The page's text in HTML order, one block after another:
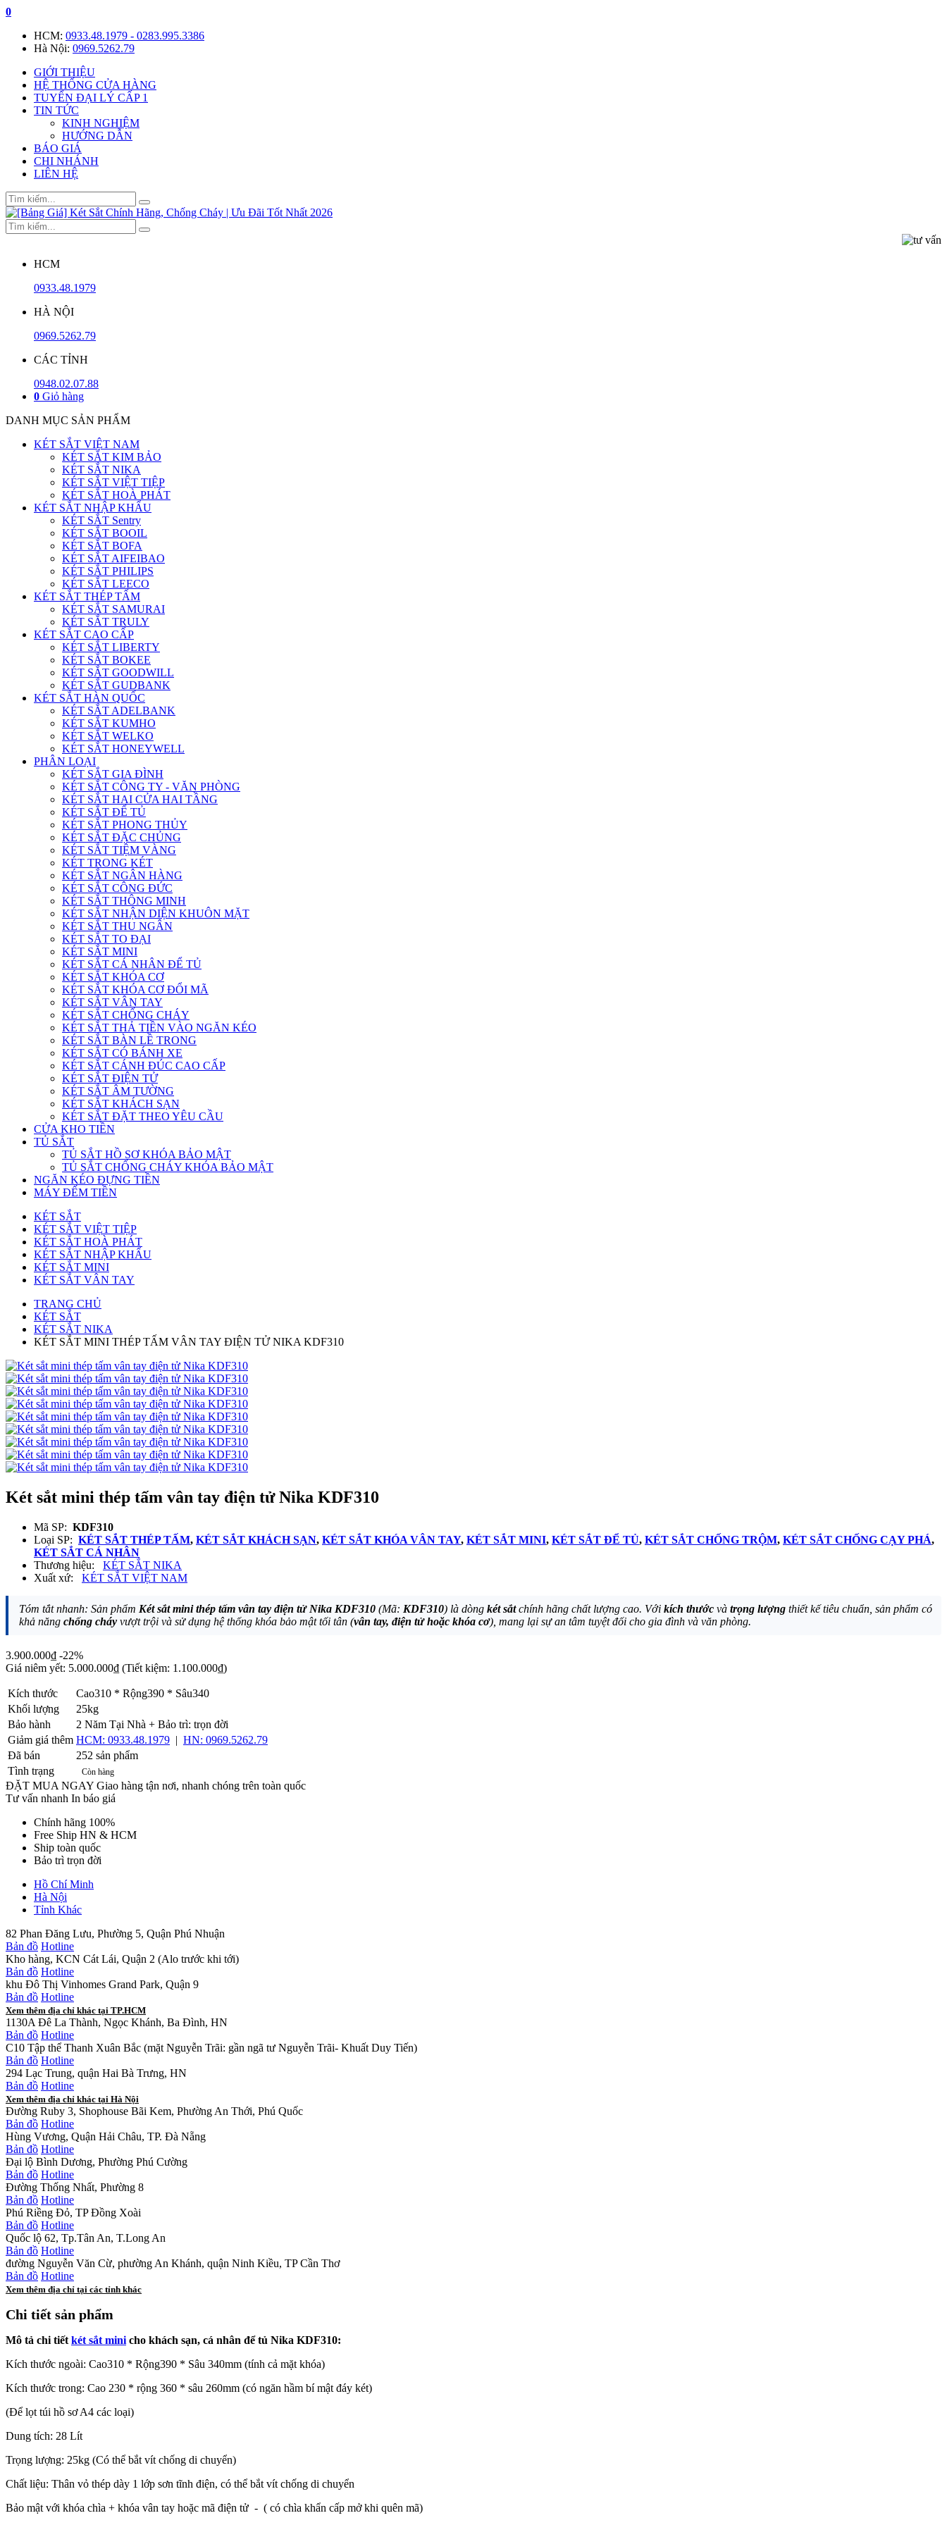
0
HCM: 0933.48.1979 - 0283.995.3386
Hà Nội: 0969.5262.79
GIỚI THIỆU
HỆ THỐNG CỬA HÀNG
TUYỂN ĐẠI LÝ CẤP 1
TIN TỨC
KINH NGHIỆM
HƯỚNG DẪN
BÁO GIÁ
CHI NHÁNH
LIÊN HỆ
HCM
0933.48.1979
HÀ NỘI
0969.5262.79
CÁC TỈNH
0948.02.07.88
0 Giỏ hàng
DANH MỤC SẢN PHẨM
KÉT SẮT VIỆT NAM
KÉT SẮT KIM BẢO
KÉT SẮT NIKA
KÉT SẮT VIỆT TIỆP
KÉT SẮT HOÀ PHÁT
KÉT SẮT NHẬP KHẨU
KÉT SẮT Sentry
KÉT SẮT BOOIL
KÉT SẮT BOFA
KÉT SẮT AIFEIBAO
KÉT SẮT PHILIPS
KÉT SẮT LEECO
KÉT SẮT THÉP TẤM
KÉT SẮT SAMURAI
KÉT SẮT TRULY
KÉT SẮT CAO CẤP
KÉT SẮT LIBERTY
KÉT SẮT BOKEE
KÉT SẮT GOODWILL
KÉT SẮT GUDBANK
KÉT SẮT HÀN QUỐC
KÉT SẮT ADELBANK
KÉT SẮT KUMHO
KÉT SẮT WELKO
KÉT SẮT HONEYWELL
PHÂN LOẠI
KÉT SẮT GIA ĐÌNH
KÉT SẮT CÔNG TY - VĂN PHÒNG
KÉT SẮT HAI CỬA HAI TẦNG
KÉT SẮT ĐỂ TỦ
KÉT SẮT PHONG THỦY
KÉT SẮT ĐẶC CHỦNG
KÉT SẮT TIỆM VÀNG
KÉT TRONG KÉT
KÉT SẮT NGÂN HÀNG
KÉT SẮT CÔNG ĐỨC
KÉT SẮT THÔNG MINH
KÉT SẮT NHẬN DIỆN KHUÔN MẶT
KÉT SẮT THU NGÂN
KÉT SẮT TO ĐẠI
KÉT SẮT MINI
KÉT SẮT CÁ NHÂN ĐỂ TỦ
KÉT SẮT KHÓA CƠ
KÉT SẮT KHÓA CƠ ĐỔI MÃ
KÉT SẮT VÂN TAY
KÉT SẮT CHỐNG CHÁY
KÉT SẮT THẢ TIỀN VÀO NGĂN KÉO
KÉT SẮT BÀN LỀ TRONG
KÉT SẮT CÓ BÁNH XE
KÉT SẮT CÁNH ĐÚC CAO CẤP
KÉT SẮT ĐIỆN TỬ
KÉT SẮT ÂM TƯỜNG
KÉT SẮT KHÁCH SẠN
KÉT SẮT ĐẶT THEO YÊU CẦU
CỬA KHO TIỀN
TỦ SẮT
TỦ SẮT HỒ SƠ KHÓA BẢO MẬT
TỦ SẮT CHỐNG CHÁY KHÓA BẢO MẬT
NGĂN KÉO ĐỰNG TIỀN
MÁY ĐẾM TIỀN
KÉT SẮT
KÉT SẮT VIỆT TIỆP
KÉT SẮT HOÀ PHÁT
KÉT SẮT NHẬP KHẨU
KÉT SẮT MINI
KÉT SẮT VÂN TAY
TRANG CHỦ
KÉT SẮT
KÉT SẮT NIKA
KÉT SẮT MINI THÉP TẤM VÂN TAY ĐIỆN TỬ NIKA KDF310
Két sắt mini thép tấm vân tay điện tử Nika KDF310
Mã SP: KDF310
Loại SP: KÉT SẮT THÉP TẤM, KÉT SẮT KHÁCH SẠN, KÉT SẮT KHÓA VÂN TAY, KÉT SẮT MINI, KÉT SẮT ĐỂ TỦ, KÉT SẮT CHỐNG TRỘM, KÉT SẮT CHỐNG CẠY PHÁ,
KÉT SẮT CÁ NHÂN
Thương hiệu: KÉT SẮT NIKA
Xuất xứ: KÉT SẮT VIỆT NAM
Tóm tắt nhanh: Sản phẩm Két sắt mini thép tấm vân tay điện tử Nika KDF310 (Mã: KDF310) là dòng két sắtchính hãng chất lượng cao. Với kích thước và trọng lượng thiết kế tiêu chuẩn, sản phẩm có
khả năng chống cháy vượt trội và sử dụng hệ thống khóa bảo mật tối tân (vân tay, điện tử hoặc khóa cơ), mang lại sự an tâm tuyệt đối cho gia đình và văn phòng.
3.900.000₫ -22%
Giá niêm yết: 5.000.000₫ (Tiết kiệm: 1.100.000₫)
Kích thước
Cao310 * Rộng390 * Sâu340
Khối lượng
25kg
Bảo hành
2 Năm Tại Nhà + Bảo trì: trọn đời
Giảm giá thêm HCM: 0933.48.1979 | HN: 0969.5262.79
Đã bán
252 sản phẩm
Tình trạng
Còn hàng
ĐẶT MUA NGAY Giao hàng tận nơi, nhanh chóng trên toàn quốc
Tư vấn nhanh In báo giá
Chính hãng 100%
Free Ship HN & HCM
Ship toàn quốc
Bảo trì trọn đời
Hồ Chí Minh
Hà Nội
Tỉnh Khác
82 Phan Đăng Lưu, Phường 5, Quận Phú Nhuận
Bản đồ Hotline
Kho hàng, KCN Cát Lái, Quận 2 (Alo trước khi tới)
Bản đồ Hotline
khu Đô Thị Vinhomes Grand Park, Quận 9
Bản đồ Hotline
Xem thêm địa chỉ khác tại TP.HCM
1130A Đê La Thành, Ngọc Khánh, Ba Đình, HN
Bản đồ Hotline
C10 Tập thể Thanh Xuân Bắc (mặt Nguyễn Trãi: gần ngã tư Nguyễn Trãi- Khuất Duy Tiến)
Bản đồ Hotline
294 Lạc Trung, quận Hai Bà Trưng, HN
Bản đồ Hotline
Xem thêm địa chỉ khác tại Hà Nội
Đường Ruby 3, Shophouse Bãi Kem, Phường An Thới, Phú Quốc
Bản đồ Hotline
Hùng Vương, Quận Hải Châu, TP. Đà Nẵng
Bản đồ Hotline
Đại lộ Bình Dương, Phường Phú Cường
Bản đồ Hotline
Đường Thống Nhất, Phường 8
Bản đồ Hotline
Phú Riềng Đỏ, TP Đồng Xoài
Bản đồ Hotline
Quốc lộ 62, Tp.Tân An, T.Long An
Bản đồ Hotline
đường Nguyễn Văn Cừ, phường An Khánh, quận Ninh Kiều, TP Cần Thơ
Bản đồ Hotline
Xem thêm địa chỉ tại các tỉnh khác
Chi tiết sản phẩm
Mô tả chi tiếtkét sắt minicho khách sạn, cá nhân để tủ Nika KDF310:
Kích thước ngoài: Cao310 * Rộng390 * Sâu 340mm (tính cả mặt khóa)
Kích thước trong: Cao 230 * rộng 360 * sâu 260mm (có ngăn hầm bí mật đáy két)
(Để lọt túi hồ sơ A4 các loại)
Dung tích: 28 Lít
Trọng lượng: 25kg (Có thể bắt vít chống di chuyển)
Chất liệu: Thân vỏ thép dày 1 lớp sơn tĩnh điện, có thể bắt vít chống di chuyển
Bảo mật với khóa chìa + khóa vân tay hoặc mã điện tử - ( có chìa khẩn cấp mở khi quên mã)